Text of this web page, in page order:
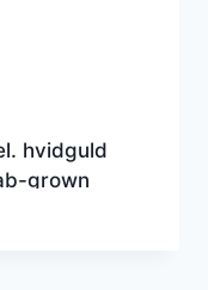
hvidguld
grown